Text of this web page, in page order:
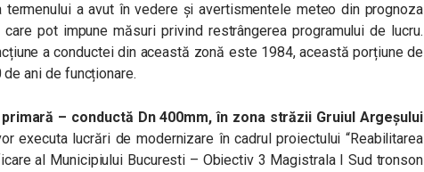
termenului a avut în vedere și avertismentele meteo din prognoza
care pot impune măsuri privind restrângerea programului de lucru.
a conductei din această zonă este 1984, această porțiune de
ani de funcționare.
– conductă Dn 400mm, în zona străzii Gruiul Argeșului
executa lucrări de modernizare în cadrul proiectului “Reabilitarea
al Municipiului Bucuresti – Obiectiv 3 Magistrala I Sud tronson